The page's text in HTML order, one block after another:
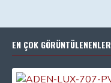
EN ÇOK GÖRÜNTÜLENENLER